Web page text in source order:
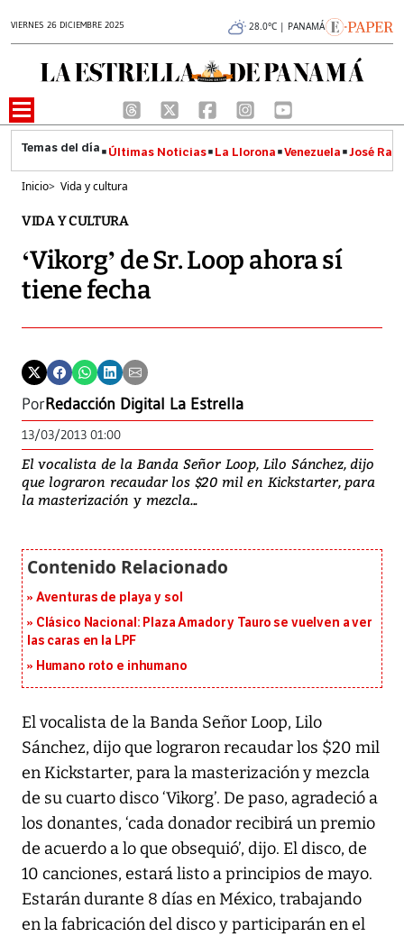
VIERNES 26 DICIEMBRE 2025 28.0°C | PANAMÁ
Últimas Noticias La Llorona Venezuela José
Inicio> Vida y cultura
VIDA Y CULTURA
‘Vikorg’ de Sr. Loop ahora sí
tiene fecha
PorRedacción Digital La Estrella
13/03/2013 01:00
El vocalista de la Banda Señor Loop, Lilo Sánchez, dijo
que lograron recaudar los $20 mil en Kickstarter, para
la masterización y mezcla...
Aventuras de playa y sol
Clásico Nacional: Plaza Amador y Tauro se vuelven a ver
las caras en la LPF
Humano roto e inhumano
El vocalista de la Banda Señor Loop, Lilo
Sánchez, dijo que lograron recaudar los $20 mil
en Kickstarter, para la masterización y mezcla
de su cuarto disco ‘Vikorg’. De paso, agradeció a
los donantes, ‘cada donador recibirá un premio
de acuerdo a lo que obsequió’, dijo. El disco, de
10 canciones, estará listo a principios de mayo.
Estarán durante 8 días en México, trabajando
en la fabricación del disco y participarán en el